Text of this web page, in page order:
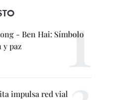
- Ben Hai: Símbolo
paz
impulsa red vial